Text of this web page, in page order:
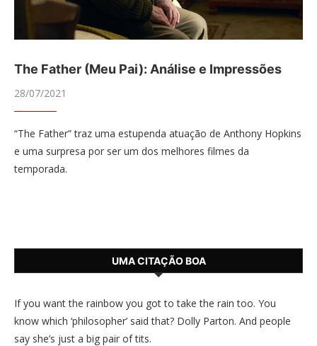
The Father (Meu Pai): Análise e Impressões
28/07/2021
“The Father” traz uma estupenda atuação de Anthony Hopkins
e uma surpresa por ser um dos melhores filmes da
temporada.
UMA CITAÇÃO BOA
If you want the rainbow you got to take the rain too. You
know which ‘philosopher’ said that? Dolly Parton. And people
say she’s just a big pair of tits.